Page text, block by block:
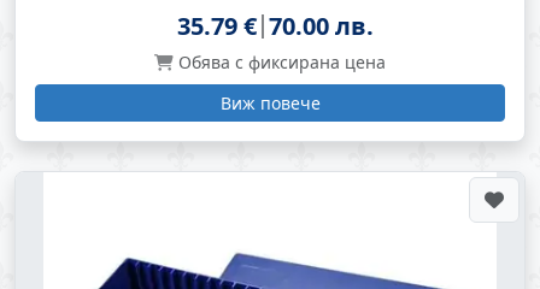
35.79 € 70.00 лв.
Обява с фиксирана цена
Виж повече